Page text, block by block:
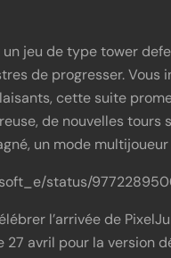
un jeu de type tower
de progresser.
cette suite
de nouvelles
un mode
status/
l’arrivée de
27 avril pour la version